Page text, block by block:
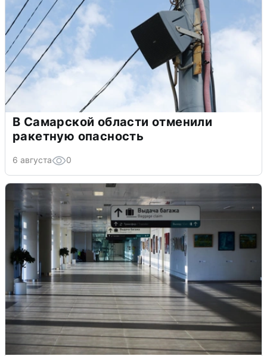
В Самарской области отменили
ракетную опасность
6 августа 0